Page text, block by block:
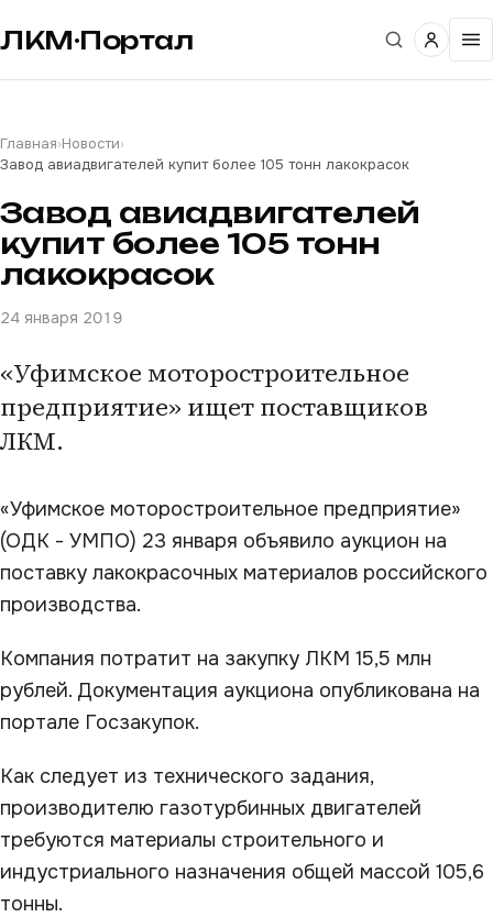
ЛКМ·Портал
Главная›Новости›
Завод авиадвигателей купит более 105 тонн лакокрасок
Завод авиадвигателей
купит более 105 тонн
лакокрасок
24 января 2019
«Уфимское моторостроительное
предприятие» ищет поставщиков
ЛКМ.
«Уфимское моторостроительное предприятие»
(ОДК - УМПО) 23 января объявило аукцион на
поставку лакокрасочных материалов российского
производства.
Компания потратит на закупку ЛКМ 15,5 млн
рублей. Документация аукциона опубликована на
портале Госзакупок.
Как следует из технического задания,
производителю газотурбинных двигателей
требуются материалы строительного и
индустриального назначения общей массой 105,6
тонны.